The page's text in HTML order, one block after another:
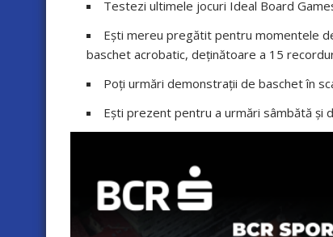
Testezi ultimele jocuri Ideal Board
Ești mereu pregătit pentru momentele
baschet acrobatic, deținătoare a 15
Poți urmări demonstrații de baschet în
Ești prezent pentru a urmări sâmbătă și